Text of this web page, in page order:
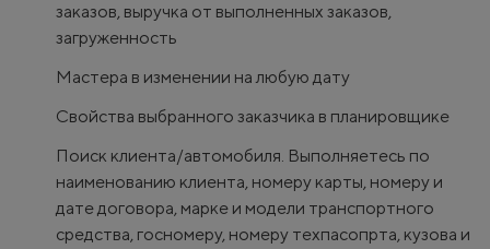
заказов, выручка от выполненных заказов,
загруженность
Мастера в изменении на любую дату
Свойства выбранного заказчика в планировщике
Поиск клиента/автомобиля. Выполняетесь по
наименованию клиента, номеру карты, номеру и
дате договора, марке и модели транспортного
средства, госномеру, номеру техпасопрта, кузова и